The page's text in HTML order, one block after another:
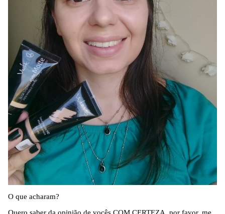
O que acharam?